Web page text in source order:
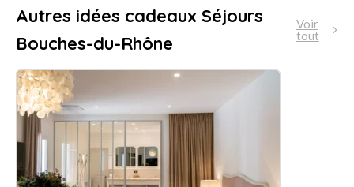
Autres idées cadeaux Séjours
Bouches-du-Rhône
Voir
tout